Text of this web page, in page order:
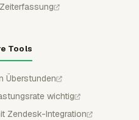
Tools
Überstunden
wichtig
Zendesk-Integration